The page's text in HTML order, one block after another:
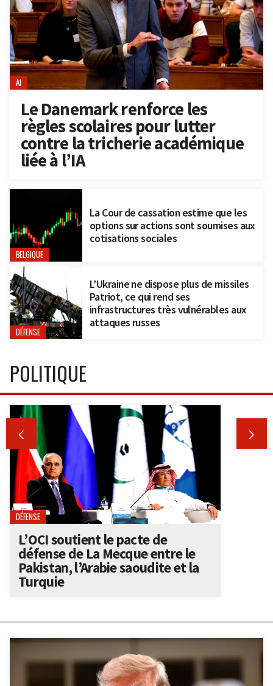
AI
Le Danemark renforce les
règles scolaires pour lutter
contre la tricherie académique
liée à l’IA
BELGIQUE
La Cour de cassation estime que les
options sur actions sont soumises aux
cotisations sociales
DÉFENSE
L’Ukraine ne dispose plus de missiles
Patriot, ce qui rend ses
infrastructures très vulnérables aux
attaques russes
POLITIQUE
 
DÉFENSE
L’OCI soutient le pacte de
défense de La Mecque entre le
Pakistan, l’Arabie saoudite et la
Turquie